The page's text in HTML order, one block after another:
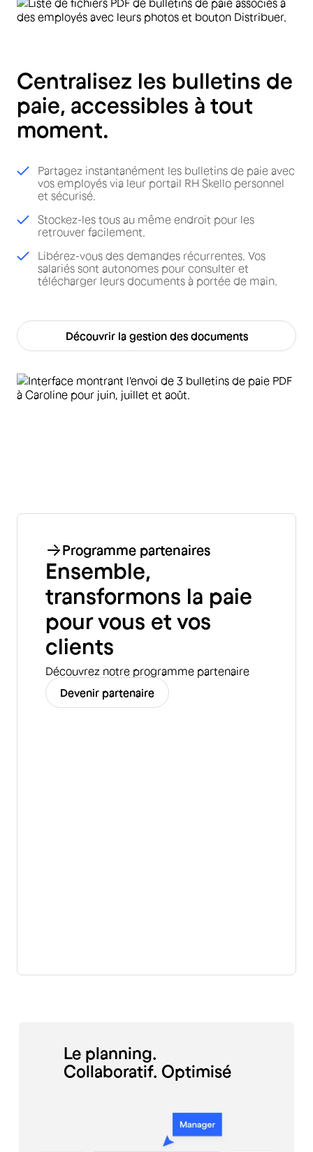
Centralisez les bulletins de
paie, accessibles à tout
moment.
Partagez instantanément les bulletins de paie avec
vos employés via leur portail RH Skello personnel
et sécurisé.
Stockez-les tous au même endroit pour les
retrouver facilement.
Libérez-vous des demandes récurrentes. Vos
salariés sont autonomes pour consulter et
télécharger leurs documents à portée de main.
Découvrir la gestion des documents
Programme partenaires
Ensemble,
transformons la paie
pour vous et vos
clients
Découvrez notre programme partenaire
Devenir partenaire
Le planning.
Collaboratif. Optimisé